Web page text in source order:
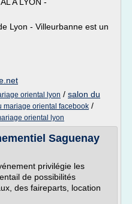
Lyon - Villeurbanne est un
oriental lyon / salon du
mariage oriental facebook /
oriental lyon
Saguenay
privilégie les
de possibilités
des faireparts, location